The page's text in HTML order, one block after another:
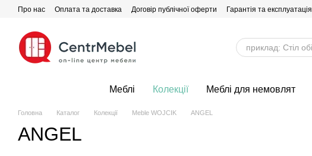
Перейти до основного контенту
Про нас Оплата та доставка Договір публічної оферти Гарантія та експлуатація
Меблі Колекції Меблі для немовлят
Головна Каталог Колекції Meble WOJCIK ANGEL
ANGEL